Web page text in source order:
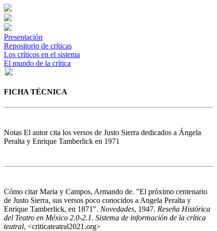
Presentación
Repositorio de críticas
Los críticos en el sistema
El mundo de la crítica
FICHA TÉCNICA
Notas El autor cita los versos de Justo Sierra dedicados a Ángela
Peralta y Enrique Tamberlick en 1971
Cómo citarMaria y Campos, Armando de. "El próximo centenario
de Justo Sierra, sus versos poco conocidos a Angela Peralta y
Enrique Tamberlick, en 1871". Novedades, 1947. Reseña Histórica
del Teatro en México 2.0-2.1. Sistema de información de la crítica
teatral, <criticateatral2021.org>